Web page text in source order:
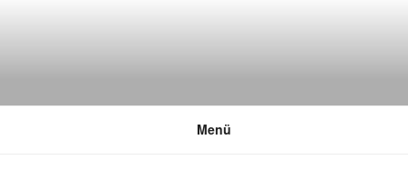
DEUTSCHE UMWELTSTIFTUNG
Menü